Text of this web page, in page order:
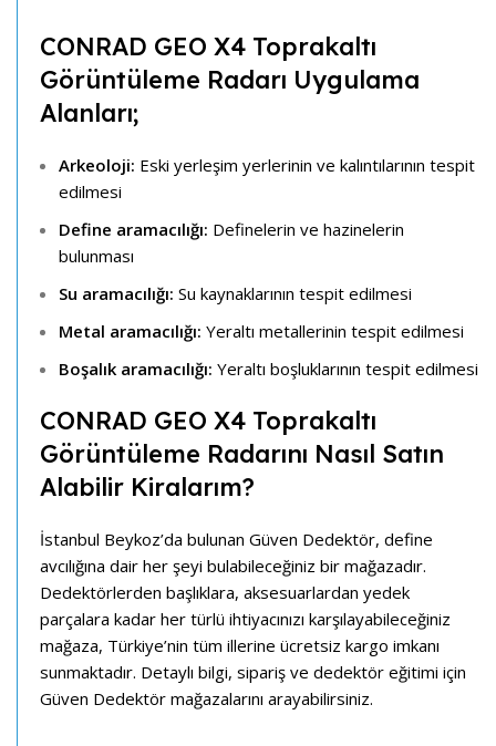
CONRAD GEO X4 Toprakaltı
Görüntüleme Radarı Uygulama
Alanları;
Arkeoloji: Eski yerleşim yerlerinin ve kalıntılarının tespit
edilmesi
Define aramacılığı: Definelerin ve hazinelerin
bulunması
Su aramacılığı: Su kaynaklarının tespit edilmesi
Metal aramacılığı: Yeraltı metallerinin tespit edilmesi
Boşalık aramacılığı: Yeraltı boşluklarının tespit edilmesi
CONRAD GEO X4 Toprakaltı
Görüntüleme Radarını Nasıl Satın
Alabilir Kiralarım?
İstanbul Beykoz’da bulunan Güven Dedektör, define
avcılığına dair her şeyi bulabileceğiniz bir mağazadır.
Dedektörlerden başlıklara, aksesuarlardan yedek
parçalara kadar her türlü ihtiyacınızı karşılayabileceğiniz
mağaza, Türkiye’nin tüm illerine ücretsiz kargo imkanı
sunmaktadır. Detaylı bilgi, sipariş ve dedektör eğitimi için
Güven Dedektör mağazalarını arayabilirsiniz.